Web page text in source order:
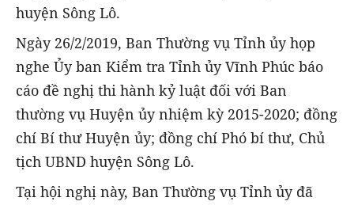
huyện Sông Lô.
Ngày 26/2/2019, Ban Thường vụ Tỉnh ủy họp
nghe Ủy ban Kiểm tra Tỉnh ủy Vĩnh Phúc báo
cáo đề nghị thi hành kỷ luật đối với Ban
thường vụ Huyện ủy nhiệm kỳ 2015-2020; đồng
chí Bí thư Huyện ủy; đồng chí Phó bí thư, Chủ
tịch UBND huyện Sông Lô.
Tại hội nghị này, Ban Thường vụ Tỉnh ủy đã